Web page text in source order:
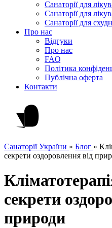
Санаторії для
Санаторії для
Санаторії для
Про нас
Відгуки
Про нас
FAQ
Політика
Публічна оферта
Контакти
Санаторії України » Блог »
секрети оздоровлення від
секрети
природи